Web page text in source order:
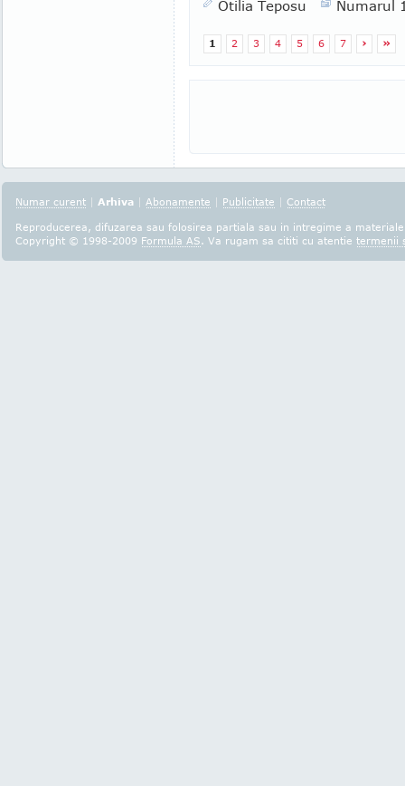
Otilia Teposu
Numarul
1 2 3 4 5 6 7 › »
Numar curent | Arhiva | Abonamente | Publicitate | Contact
Reproducerea, difuzarea sau folosirea partiala sau in intregime a
Copyright © 1998-2009 Formula AS. Va rugam sa cititi cu atentie termenii